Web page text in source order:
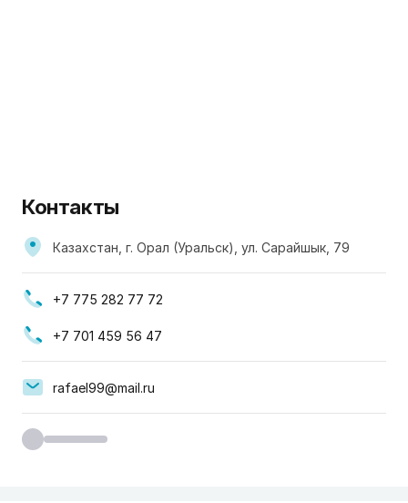
Контакты
Казахстан, г. Орал (Уральск), ул. Сарайшык, 79
+7 775 282 77 72
+7 701 459 56 47
rafael99@mail.ru